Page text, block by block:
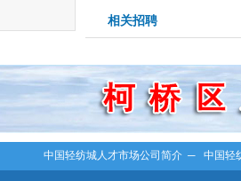
相关招聘
中国轻纺城人才市场公司简介─ 中国轻